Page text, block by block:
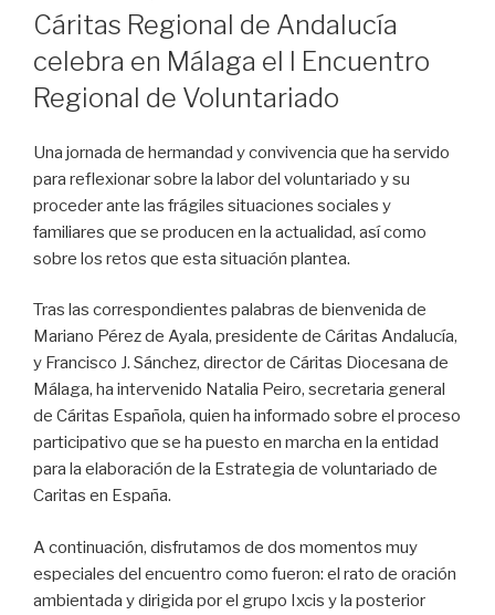
EN
Cáritas Regional de Andalucía
celebra en Málaga el I Encuentro
Regional de Voluntariado
Una jornada de hermandad y convivencia que ha servido
para reflexionar sobre la labor del voluntariado y su
proceder ante las frágiles situaciones sociales y
familiares que se producen en la actualidad, así como
sobre los retos que esta situación plantea.
Tras las correspondientes palabras de bienvenida de
Mariano Pérez de Ayala, presidente de Cáritas Andalucía,
y Francisco J. Sánchez, director de Cáritas Diocesana de
Málaga, ha intervenido Natalia Peiro, secretaria general
de Cáritas Española, quien ha informado sobre el proceso
participativo que se ha puesto en marcha en la entidad
para la elaboración de la Estrategia de voluntariado de
Caritas en España.
A continuación, disfrutamos de dos momentos muy
especiales del encuentro como fueron: el rato de oración
ambientada y dirigida por el grupo Ixcis y la posterior